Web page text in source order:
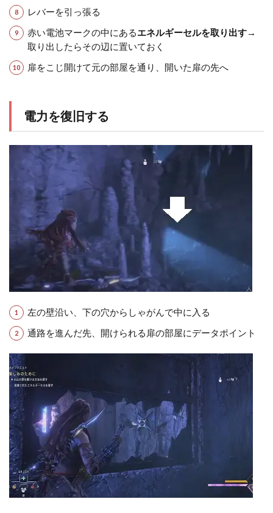
レバーを引っ張る
赤い電池マークの中にある エネルギーセルを取り出す→
取り出したらその辺に置いておく
扉をこじ開けて元の部屋を通り、開いた扉の先へ
電力を復旧する
左の壁沿い、下の穴からしゃがんで中に入る
通路を進んだ先、開けられる扉の部屋にデータポイント